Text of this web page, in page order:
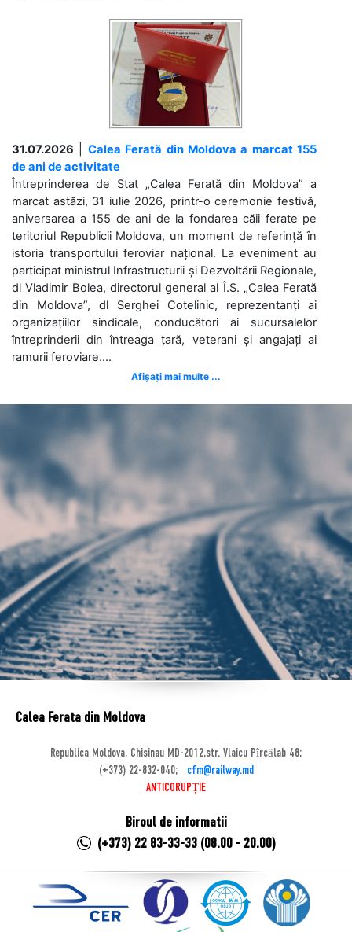
31.07.2026
Calea Ferată din Moldova a marcat 155
de ani de activitate
Întreprinderea de Stat „Calea Ferată din Moldova” a
marcat astăzi, 31 iulie 2026, printr-o ceremonie festivă,
aniversarea a 155 de ani de la fondarea căii ferate pe
teritoriul Republicii Moldova, un moment de referință în
istoria transportului feroviar național. La eveniment au
participat ministrul Infrastructurii și Dezvoltării Regionale,
dl Vladimir Bolea, directorul general al Î.S. „Calea Ferată
din Moldova”, dl Serghei Cotelinic, reprezentanți ai
organizațiilor sindicale, conducători ai sucursalelor
întreprinderii din întreaga țară, veterani și angajați ai
ramurii feroviare....
Afișați mai multe ...
Calea Ferata din Moldova
Republica Moldova, Chisinau MD-2012,str. Vlaicu Pîrcălab 48;
(+373) 22-832-040;
cfm@railway.md
ANTICORUPȚIE
Biroul de informatii
(+373) 22 83-33-33 (08.00 - 20.00)